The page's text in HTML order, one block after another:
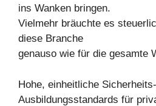
ins Wanken bringen.
Vielmehr bräuchte es
diese Branche
genauso wie für die gesamte
Hohe, einheitliche
Ausbildungsstandards für